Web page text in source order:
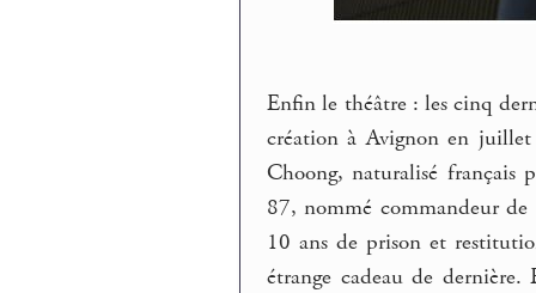
Enfin le théâtre : les cinq
création à Avignon en
Choong, naturalisé français
87, nommé commandeur
10 ans de prison et
étrange cadeau de